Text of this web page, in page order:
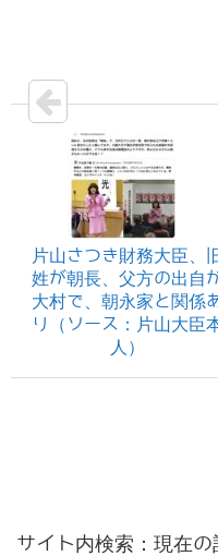
片山さつき財務大臣、
姓が朝長、父方の出自
大村で、朝永家と関係
り（ソース：片山大臣
人）
サイト内検索：現在